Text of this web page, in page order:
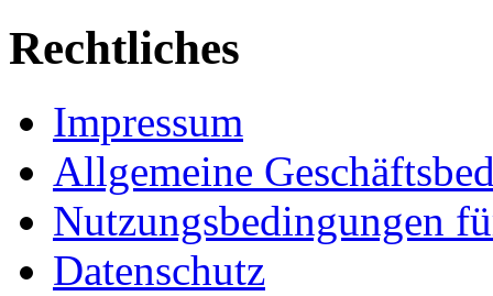
Rechtliches
Impressum
Allgemeine
Nutzungsbedingungen
Datenschutz